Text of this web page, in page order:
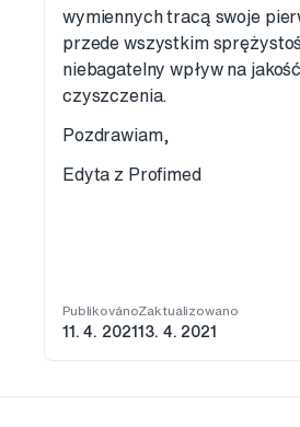
wymiennych tracą swoje
przede wszystkim
niebagatelny wpływ na
czyszczenia.
Pozdrawiam,
Edyta z Profimed
Publikováno
11. 4. 2021
Zaktualizowano
13. 4. 2021